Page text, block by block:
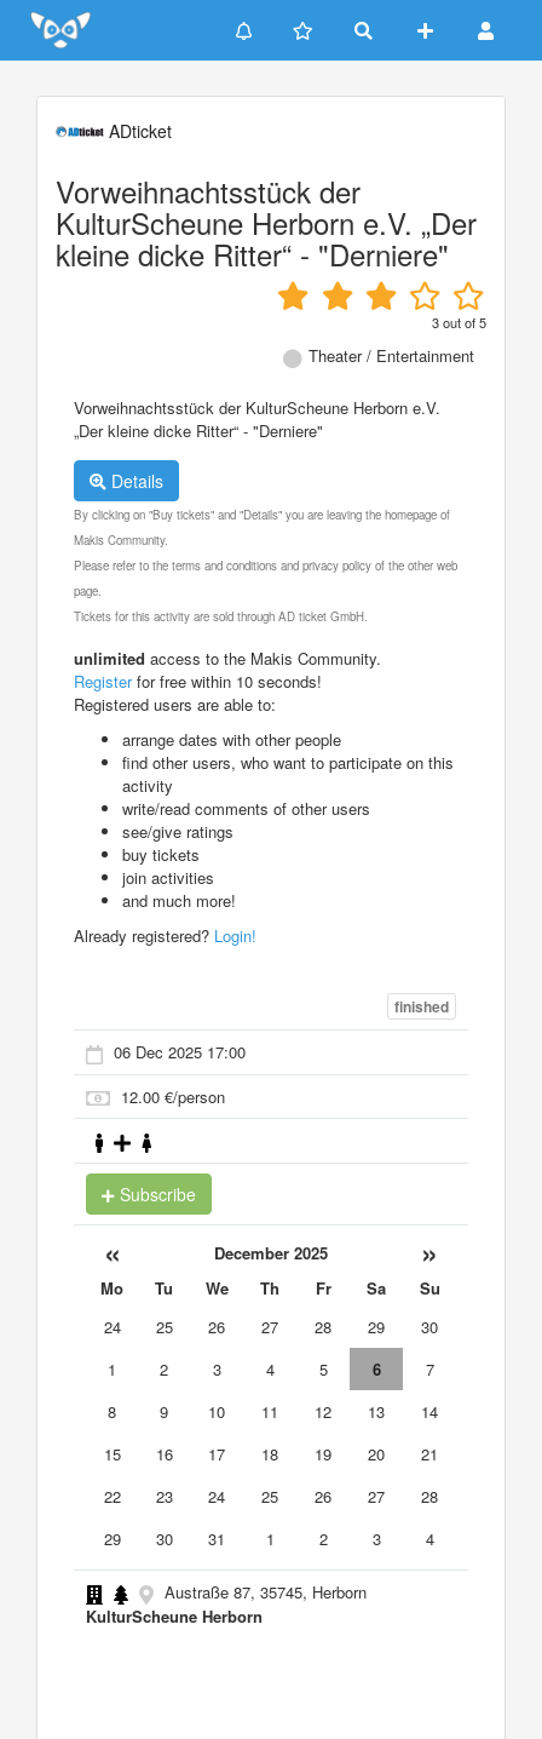
Update cookies preferences
ADticket
Vorweihnachtsstück der
KulturScheune Herborn e.V. „Der
kleine dicke Ritter“ - "Derniere"
3out of5
Theater / Entertainment
Vorweihnachtsstück der KulturScheune Herborn e.V.
„Der kleine dicke Ritter“ - "Derniere"
Details
By clicking on "Buy tickets" and "Details" you are leaving the homepage of
Makis Community.
Please refer to the terms and conditions and privacy policy of the other web
page.
Tickets for this activity are sold through AD ticket GmbH.
unlimited access to the Makis Community.
Registerfor free within 10 seconds!
Registered users are able to:
arrange dates with other people
find other users, who want to participate on this
activity
write/read comments of other users
see/give ratings
buy tickets
join activities
and much more!
Already registered? Login!
finished
06 Dec 2025 17:00
12.00 €/person
Subscribe
« December 2025 »
Mo Tu We Th Fr Sa
Su
24
25 26 27 28 29
30
1
2 3 4 5 6
7
8
9 10 11 12 13
14
15
16 17 18 19 20
21
22
23 24 25 26 27
28
29
30 31 1 2 3 4
Austraße 87, 35745, Herborn
KulturScheune Herborn